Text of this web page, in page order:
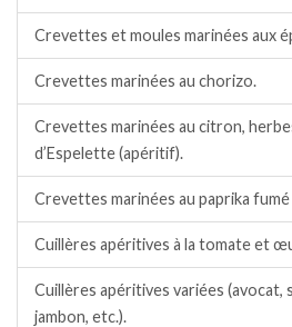
Crevettes et moules marinées aux
Crevettes marinées au chorizo.
Crevettes marinées au citron,
d’Espelette (apéritif).
Crevettes marinées au paprika
Cuillères apéritives à la tomate et
Cuillères apéritives variées (avocat,
jambon, etc.).